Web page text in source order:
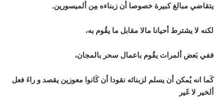
يتقاضي مبالغ كبيرة خصوصا أن زبناءه مِن ألميسورين.
لكنه لا يشترط أحيانا مالا مقابل ما يقُوم به،
ففي بَعض ألمرات يقُوم باعمال سحر بالمجان،
كَما انه يُمكن أن يسلم لزبنائه نقودا أن كَانوا معوزين يقصد و راءَ فعل
ألخير لا غَير